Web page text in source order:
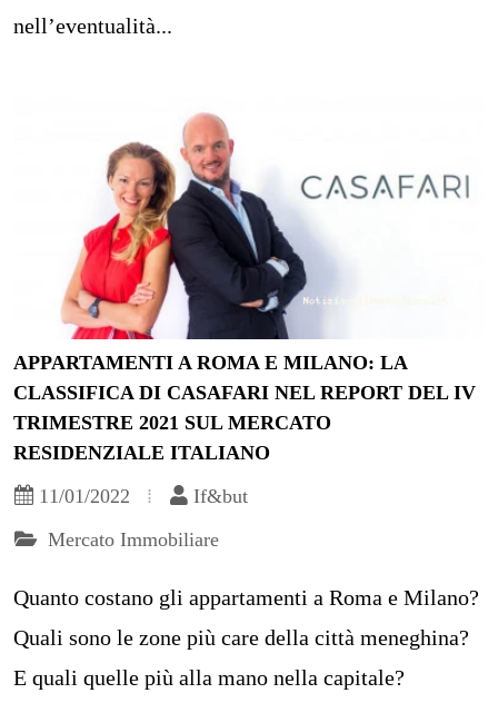
nell’eventualità...
APPARTAMENTI A ROMA E MILANO: LA
CLASSIFICA DI CASAFARI NEL REPORT DEL IV
TRIMESTRE 2021 SUL MERCATO
RESIDENZIALE ITALIANO
11/01/2022
If&but
Mercato Immobiliare
Quanto costano gli appartamenti a Roma e Milano?
Quali sono le zone più care della città meneghina?
E quali quelle più alla mano nella capitale?